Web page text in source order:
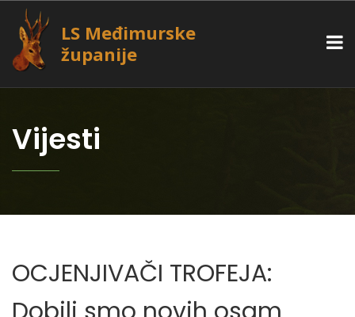
LS Međimurske
županije
Vijesti
OCJENJIVAČI TROFEJA: